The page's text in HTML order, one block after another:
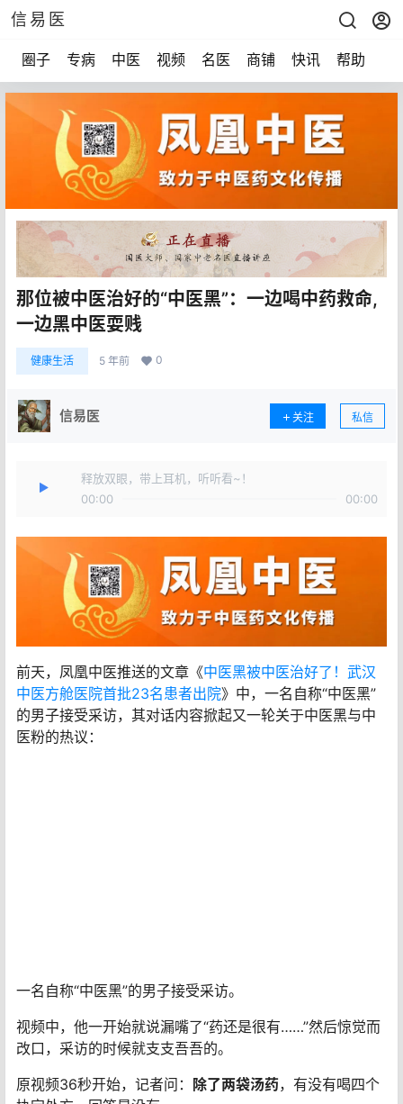
信易医
圈子 专病 中医 视频 名医 商铺 快讯 帮助
那位被中医治好的“中医黑”：一边喝中药救命,
一边黑中医耍贱
健康生活 5 年前 0
信易医 关注 私信
释放双眼，带上耳机，听听看~！
00:00
00:00
前天，凤凰中医推送的文章《中医黑被中医治好了！武汉
中医方舱医院首批23名患者出院》中，一名自称“中医黑”
的男子接受采访，其对话内容掀起又一轮关于中医黑与中
医粉的热议：
一名自称“中医黑”的男子接受采访。
视频中，他一开始就说漏嘴了“药还是很有……”然后惊觉而
改口，采访的时候就支支吾吾的。
原视频36秒开始，记者问： 除了两袋汤药，有没有喝四个